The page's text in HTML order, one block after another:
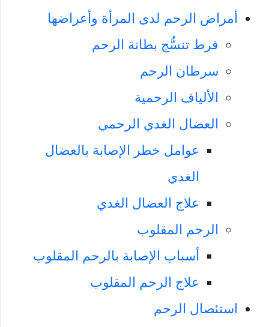
أمراض الرحم لدى المرأة وأعراضها
فرط تنسُّج بطانة الرحم
سرطان الرحم
الألياف الرحمية
العضال الغدي الرحمي
عوامل خطر الإصابة بالعضال
الغدي
علاج العضال الغدي
الرحم المقلوب
أسباب الإصابة بالرحم المقلوب
علاج الرحم المقلوب
استئصال الرحم